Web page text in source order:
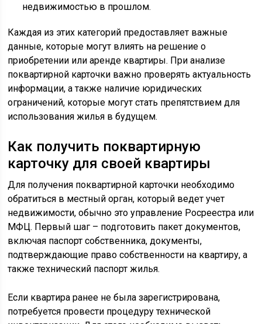
недвижимостью в прошлом.
Каждая из этих категорий предоставляет важные
данные, которые могут влиять на решение о
приобретении или аренде квартиры. При анализе
поквартирной карточки важно проверять актуальность
информации, а также наличие юридических
ограничений, которые могут стать препятствием для
использования жилья в будущем.
Как получить поквартирную
карточку для своей квартиры
Для получения поквартирной карточки необходимо
обратиться в местный орган, который ведет учет
недвижимости, обычно это управление Росреестра или
МФЦ. Первый шаг – подготовить пакет документов,
включая паспорт собственника, документы,
подтверждающие право собственности на квартиру, а
также технический паспорт жилья.
Если квартира ранее не была зарегистрирована,
потребуется провести процедуру технической